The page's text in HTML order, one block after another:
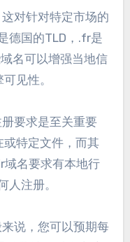
对针对特定市场的
德国的TLD，.fr是
名可以增强当地信
见性。
要求是至关重要
特定文件，而其
名要求有本地行
人注册。
说，您可以预期每